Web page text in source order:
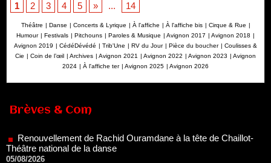
1
2 3 4 5 » ... 14
Théâtre | Danse | Concerts & Lyrique | À l'affiche | À l'affiche bis | Cirque & Rue |
Humour | Festivals | Pitchouns | Paroles & Musique | Avignon 2017 | Avignon 2018 |
Avignon 2019 | CédéDévédé | Trib'Une | RV du Jour | Pièce du boucher | Coulisses &
Cie | Coin de l’œil | Archives | Avignon 2021 | Avignon 2022 | Avignon 2023 | Avignon
2024 | À l'affiche ter | Avignon 2025 | Avignon 2026
Brèves & Com
05/08/2026
Scène nationale de Valenciennes Métropole
22/07/2026